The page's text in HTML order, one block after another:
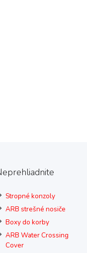
Stropné konzoly
ARB strešné nosiče
Boxy do korby
ARB Water Crossing
Cover